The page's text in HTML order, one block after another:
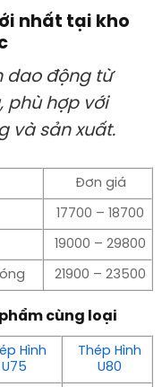
nhất tại kho
dao động từ
, phù hợp với
và sản xuất.
Đơn giá
17700 – 18700
19000 – 29800
21900 – 23500
cùng loại
Hình
U75
Thép Hình
U80